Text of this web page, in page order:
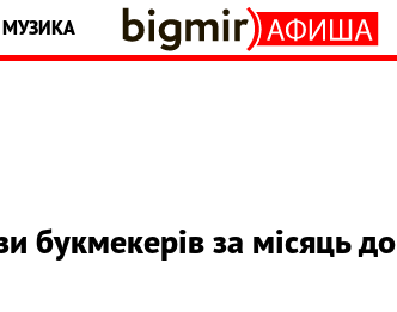
МУЗИКА
букмекерів за місяць до